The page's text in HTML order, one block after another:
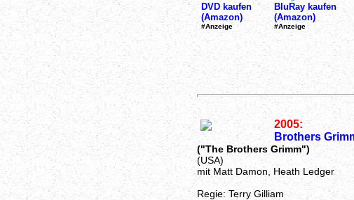
DVD kaufen
(Amazon)
#Anzeige
BluRay kaufen
(Amazon)
#Anzeige
2005:
Brothers
("The Brothers Grimm")
(USA)
mit Matt Damon, Heath Ledger
Regie: Terry Gilliam